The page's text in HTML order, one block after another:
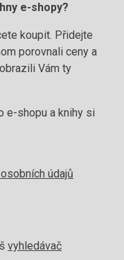
e-shopy?
koupit. Přidejte
porovnali ceny a
Vám ty
e-shopu a knihy si
údajů
vyhledávač